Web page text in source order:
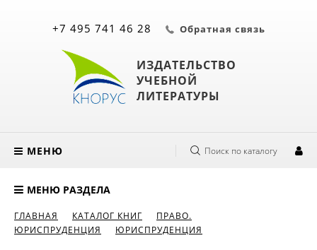
ИЗДАТЕЛЬСТВО
УЧЕБНОЙ
ЛИТЕРАТУРЫ
+7 495 741 46 28 Обратная связь
МЕНЮ Поиск по каталогу
МЕНЮ РАЗДЕЛА
ГЛАВНАЯ КАТАЛОГ КНИГ
ПРАВО.
ЮРИСПРУДЕНЦИЯ
ЮРИСПРУДЕНЦИЯ